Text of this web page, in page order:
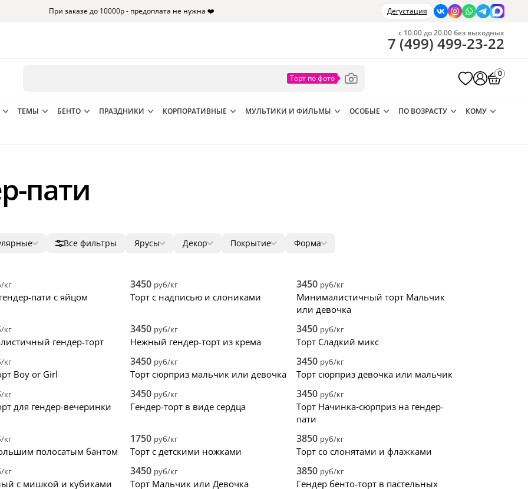
При заказе до 10000р - предоплата не нужна ❤️ Дегустация
с 10.00 до 20.00 без выходных
7 (499) 499-23-22
0
ТЕМЫ БЕНТО ПРАЗДНИКИ КОРПОРАТИВНЫЕ МУЛЬТИКИ И ФИЛЬМЫ ОСОБЫЕ ПО ВОЗРАСТУ
КОМУ
пати
дорогие
Все фильтры
Ярусы
3
5
Декор
145
0
Покрытие
Форма
3D
прямоугольник
сердце
кг
пати с яйцом
3450 руб/кг
Торт с надписью и слониками
3450 руб/кг
Минималистичный торт Мальчик
или девочка
кг
гендер-торт
3450 руб/кг
Нежный гендер-торт из крема
3450 руб/кг
Торт Сладкий микс
кг
Boy or Girl
3450 руб/кг
Торт сюрприз мальчик или девочка
3450 руб/кг
Торт сюрприз девочка или мальчик
кг
для гендер-вечеринки
3450 руб/кг
Гендер-торт в виде сердца
3450 руб/кг
Торт Начинка‑сюрприз на гендер-
пати
кг
полосатым бантом
1750 руб/кг
Торт с детскими ножками
3850 руб/кг
Торт со слонятами и флажками
кг
с мишкой и кубиками
3450 руб/кг
Торт Мальчик или Девочка
3850 руб/кг
Гендер бенто-торт в пастельных